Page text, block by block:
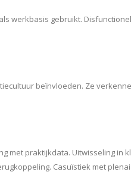
werkbasis gebruikt.
beïnvloeden. Ze
met praktijkdata. Uitwisseling in
Casuïstiek met